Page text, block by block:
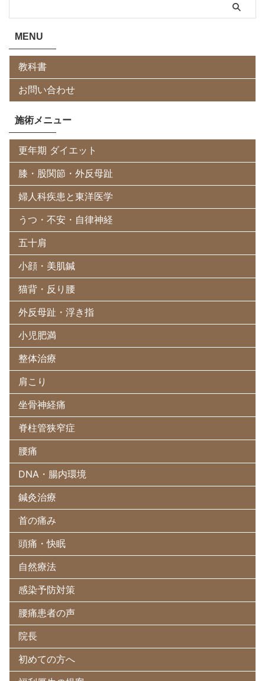
MENU
教科書
お問い合わせ
施術メニュー
更年期 ダイエット
膝・股関節・外反母趾
婦人科疾患と東洋医学
うつ・不安・自律神経
五十肩
小顔・美肌鍼
猫背・反り腰
外反母趾・浮き指
小児肥満
整体治療
肩こり
坐骨神経痛
脊柱管狭窄症
腰痛
DNA・腸内環境
鍼灸治療
首の痛み
頭痛・快眠
自然療法
感染予防対策
腰痛患者の声
院長
初めての方へ